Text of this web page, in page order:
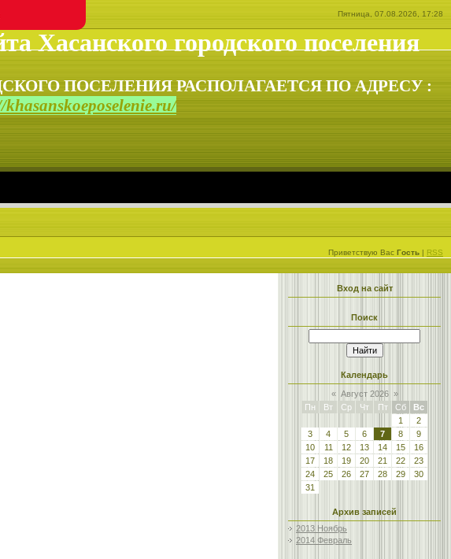
Пятница, 07.08.2026, 17:28
Хасанского городского поселения
ПОСЕЛЕНИЯ РАСПОЛАГАЕТСЯ ПО АДРЕСУ :
Приветствую Вас Гость | RSS
Вход на сайт
Поиск
Календарь
« Август 2026 »
Пн
Вт Ср Чт Пт Сб
Вс
1
2
3
4 5 6 7 8
9
10
11 12 13 14 15
16
17
18 19 20 21 22
23
24
25 26 27 28 29
30
31
Архив записей
2013 Ноябрь
2014 Февраль